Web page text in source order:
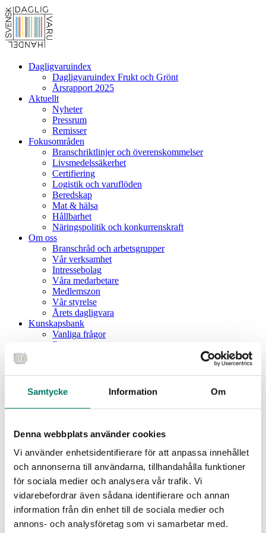
Samtycke Information Om
Denna webbplats använder cookies
Vi använder enhetsidentifierare för att anpassa innehållet
och annonserna till användarna, tillhandahålla funktioner
för sociala medier och analysera vår trafik. Vi
vidarebefordrar även sådana identifierare och annan
information från din enhet till de sociala medier och
annons- och analysföretag som vi samarbetar med.
Dagligvaruindex
Dagligvaruindex Frukt och Grönt
Årsrapport 2025
Aktuellt
Nyheter
Pressrum
Remisser
Fokusområden
Branschriktlinjer och överenskommelser
Livsmedelssäkerhet
Certifiering
Logistik och varuflöden
Beredskap
Mat & hälsa
Hållbarhet
Näringspolitik och konkurrenskraft
Om oss
Branschråd och arbetsgrupper
Vår verksamhet
Intressebolag
Våra medarbetare
Medlemszon
Vår styrelse
Årets dagligvara
Kunskapsbank
Vanliga frågor
Rapporter
Moms på livsmedel
Dagligvaruindex Frukt och Grönt
Årsrapport 2025
Aktuellt
Nyheter
Pressrum
Remisser
Fokusområden
Branschriktlinjer och överenskommelser
Livsmedelssäkerhet